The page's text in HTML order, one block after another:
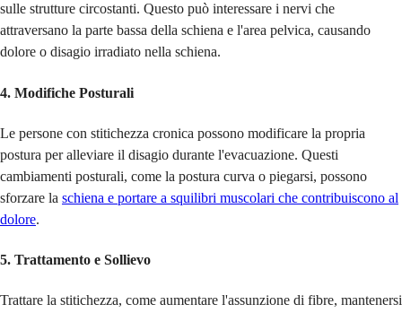
sulle strutture circostanti. Questo può interessare i nervi che
attraversano la parte bassa della schiena e l'area pelvica, causando
dolore o disagio irradiato nella schiena.
4. Modifiche Posturali
Le persone con stitichezza cronica possono modificare la propria
postura per alleviare il disagio durante l'evacuazione. Questi
cambiamenti posturali, come la postura curva o piegarsi, possono
sforzare la schiena e portare a squilibri muscolari che contribuiscono al
dolore.
5. Trattamento e Sollievo
Trattare la stitichezza, come aumentare l'assunzione di fibre, mantenersi